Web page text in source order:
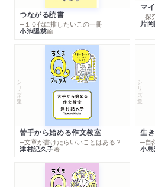
つながる読書
─１０代に推したいこの一冊
小池陽慈編
マ
─探
片
シリーズ・全集
苦手から始める作文教室
─文章が書けたらいいことはある？
津村記久子著
シリーズ・全集
生
小